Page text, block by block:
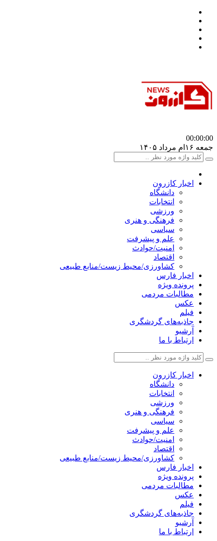
00:00:00
جمعه ۱۶ام مرداد ۱۴۰۵
اخبار کازرون
دانشگاه
انتخابات
ورزشی
فرهنگی و هنری
سیاسی
علم و پیشرفت
امنیت/حوادث
اقتصاد
کشاورزی/محیط زیست/منابع طبیعی
اخبار فارس
پرونده ویژه
مطالبات مردمی
عکس
فیلم
جاذبه‌های گردشگری
آرشیو
ارتباط با ما
اخبار کازرون
دانشگاه
انتخابات
ورزشی
فرهنگی و هنری
سیاسی
علم و پیشرفت
امنیت/حوادث
اقتصاد
کشاورزی/محیط زیست/منابع طبیعی
اخبار فارس
پرونده ویژه
مطالبات مردمی
عکس
فیلم
جاذبه‌های گردشگری
آرشیو
ارتباط با ما